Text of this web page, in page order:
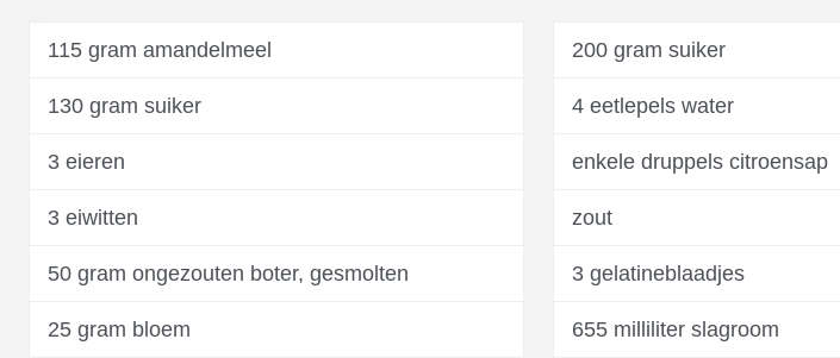
115 gram amandelmeel
130 gram suiker
3 eieren
3 eiwitten
50 gram ongezouten boter, gesmolten
25 gram bloem
200 gram suiker
4 eetlepels water
enkele druppels citroensap
zout
3 gelatineblaadjes
655 milliliter slagroom